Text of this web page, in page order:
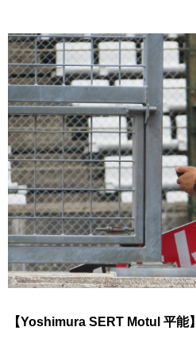
【Yoshimura SERT Motul 平能】